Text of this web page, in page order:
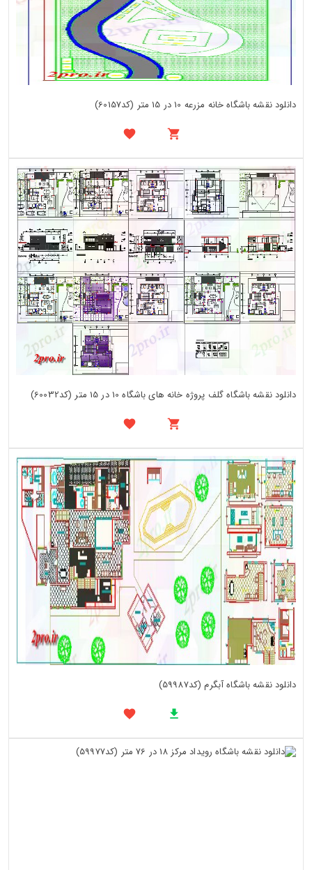
دانلود نقشه باشگاه خانه مزرعه 10 در 15 متر (کد60157)
دانلود نقشه باشگاه گلف پروژه خانه های باشگاه 10 در 15 متر (کد60032)
دانلود نقشه باشگاه آبگرم (کد59987)